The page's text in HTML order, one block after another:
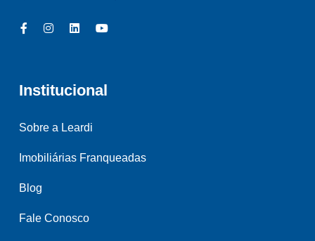
Institucional
Sobre a Leardi
Imobiliárias Franqueadas
Blog
Fale Conosco